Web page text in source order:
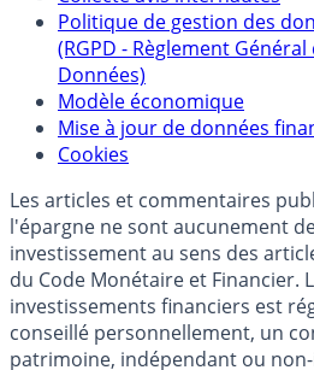
Politique de gestion des
(RGPD - Règlement
Données)
Modèle économique
Mise à jour de données
Cookies
Les articles et commentaires
l'épargne ne sont aucunement
investissement au sens des
du Code Monétaire et Financier.
investissements financiers est
conseillé personnellement, un
patrimoine, indépendant ou